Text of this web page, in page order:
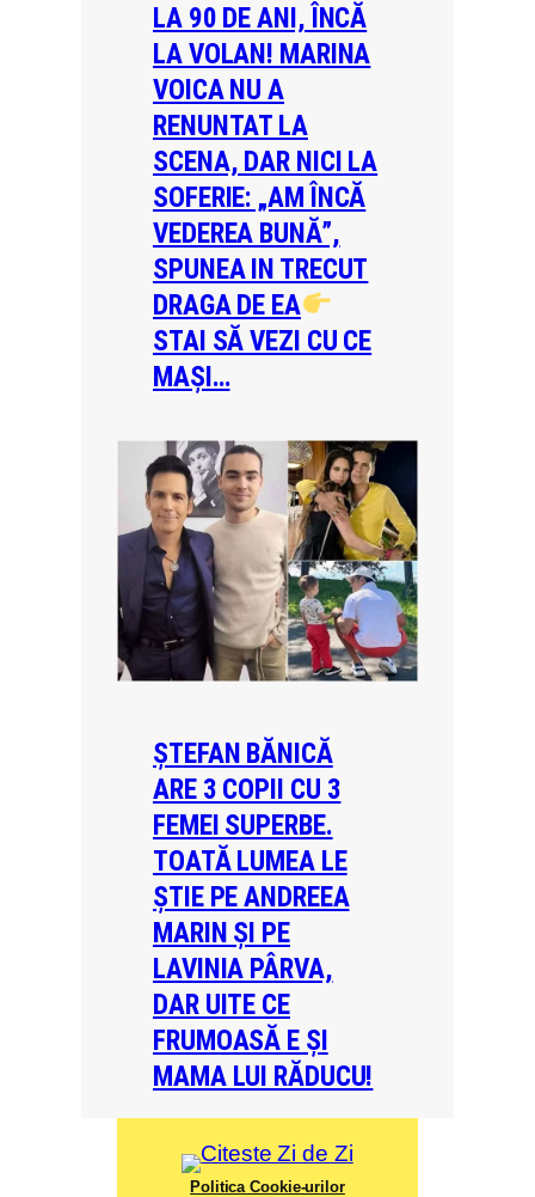
LA 90 DE ANI, ÎNCĂ
LA VOLAN! MARINA
VOICA NU A
RENUNTAT LA
SCENA, DAR NICI LA
SOFERIE: „AM ÎNCĂ
VEDEREA BUNĂ”,
SPUNEA IN TRECUT
DRAGA DE EA
STAI SĂ VEZI CU CE
MAȘI…
ȘTEFAN BĂNICĂ
ARE 3 COPII CU 3
FEMEI SUPERBE.
TOATĂ LUMEA LE
ȘTIE PE ANDREEA
MARIN ȘI PE
LAVINIA PÂRVA,
DAR UITE CE
FRUMOASĂ E ȘI
MAMA LUI RĂDUCU!
Politica Cookie-urilor